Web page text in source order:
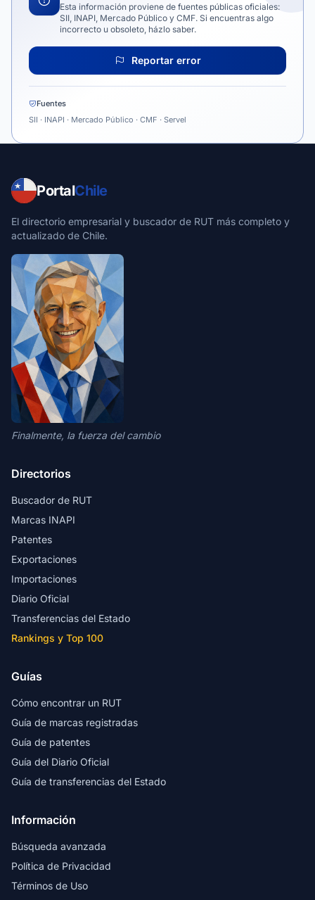
Esta información proviene de fuentes públicas oficiales:
SII, INAPI, Mercado Público y CMF. Si encuentras algo
incorrecto u obsoleto, házlo saber.
Reportar error
Fuentes
SII · INAPI · Mercado Público · CMF · Servel
PortalChile
El directorio empresarial y buscador de RUT más completo y
actualizado de Chile.
Finalmente, la fuerza del cambio
Directorios
Buscador de RUT
Marcas INAPI
Patentes
Exportaciones
Importaciones
Diario Oficial
Transferencias del Estado
Rankings y Top 100
Guías
Cómo encontrar un RUT
Guía de marcas registradas
Guía de patentes
Guía del Diario Oficial
Guía de transferencias del Estado
Información
Búsqueda avanzada
Política de Privacidad
Términos de Uso